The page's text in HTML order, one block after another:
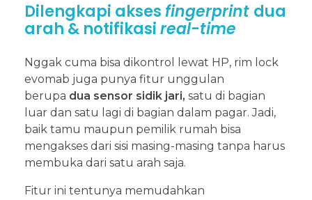
Dilengkapi aksesfingerprint dua
arah & notifikasireal-time
Nggak cuma bisa dikontrol lewat HP, rim lock
evomab juga punya fitur unggulan
berupa dua sensor sidik jari, satu di bagian
luar dan satu lagi di bagian dalam pagar. Jadi,
baik tamu maupun pemilik rumah bisa
mengakses dari sisi masing-masing tanpa harus
membuka dari satu arah saja.
Fitur ini tentunya memudahkan